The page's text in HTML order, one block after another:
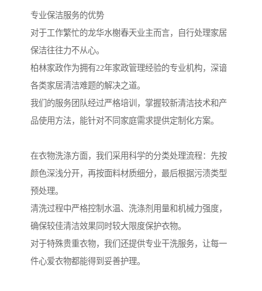
专业保洁服务的优势
对于工作繁忙的龙华水榭春天业主而言，自行处理家居
保洁往往力不从心。
柏林家政作为拥有22年家政管理经验的专业机构，深谙
各类家居清洁难题的解决之道。
我们的服务团队经过严格培训，掌握较新清洁技术和产
品使用方法，能针对不同家庭需求提供定制化方案。
在衣物洗涤方面，我们采用科学的分类处理流程：先按
颜色深浅分开，再按面料材质细分，最后根据污渍类型
预处理。
清洗过程中严格控制水温、洗涤剂用量和机械力强度，
确保较佳清洁效果同时较大限度保护衣物。
对于特殊贵重衣物，我们还提供专业干洗服务，让每一
件心爱衣物都能得到妥善护理。